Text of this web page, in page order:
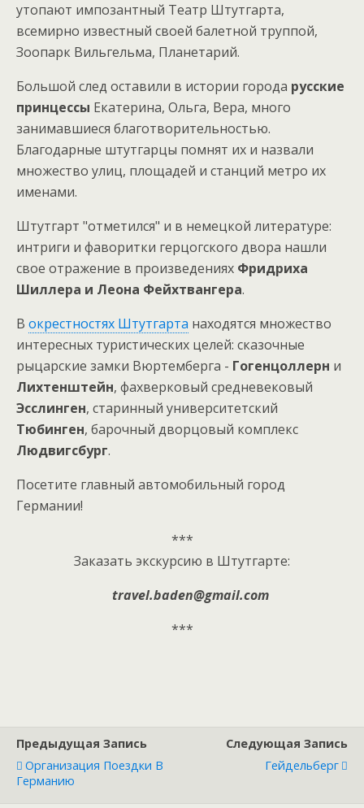
утопают импозантный Театр Штутгарта,
всемирно известный своей балетной труппой,
Зоопарк Вильгельма, Планетарий.
Большой след оставили в истории города русские
принцессы Екатерина, Ольга, Вера, много
занимавшиеся благотворительностью.
Благодарные штутгарцы помнят их и назвали
множество улиц, площадей и станций метро их
именами.
Штутгарт "отметился" и в немецкой литературе:
интриги и фаворитки герцогского двора нашли
свое отражение в произведениях Фридриха
Шиллера и Леона Фейхтвангера.
В окрестностях Штутгарта находятся множество
интересных туристических целей: сказочные
рыцарские замки Вюртемберга - Гогенцоллерн и
Лихтенштейн, фахверковый средневековый
Эсслинген, старинный университетский
Тюбинген, барочный дворцовый комплекс
Людвигсбург.
Посетите главный автомобильный город
Германии!
***
Заказать экскурсию в Штутгарте:
travel.baden@gmail.com
***
Предыдущая Запись
Организация Поездки В
Германию
Следующая Запись
Гейдельберг